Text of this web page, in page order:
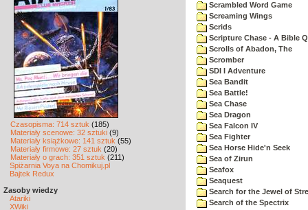
Czasopisma: 714 sztuk (185)
Materiały scenowe: 32 sztuki (9)
Materiały książkowe: 141 sztuk (55)
Materiały firmowe: 27 sztuk (20)
Materiały o grach: 351 sztuk (211)
Spiżarnia Voya na Chomikuj.pl
Bajtek Redux
Zasoby wiedzy
Atariki
XWiki
Scrambled Word Game
Screaming Wings
Scrids
Scripture Chase - A Bible
Scrolls of Abadon, The
Scromber
SDI I Adventure
Sea Bandit
Sea Battle!
Sea Chase
Sea Dragon
Sea Falcon IV
Sea Fighter
Sea Horse Hide'n Seek
Sea of Zirun
Seafox
Seaquest
Search for the Jewel of
Search of the Spectrix